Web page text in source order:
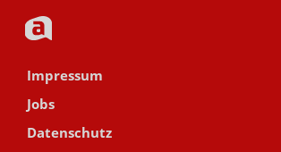
Impressum
Jobs
Datenschutz